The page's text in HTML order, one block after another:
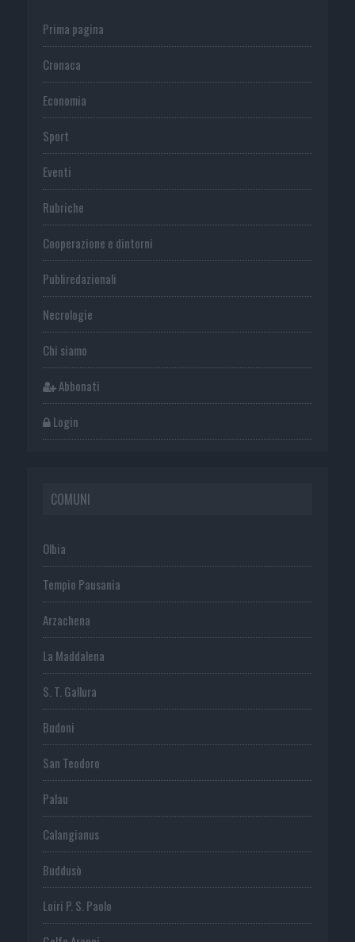
Prima pagina
Cronaca
Economia
Sport
Eventi
Rubriche
Cooperazione e dintorni
Publiredazionali
Necrologie
Chi siamo
Abbonati
Login
COMUNI
Olbia
Tempio Pausania
Arzachena
La Maddalena
S. T. Gallura
Budoni
San Teodoro
Palau
Calangianus
Buddusò
Loiri P. S. Paolo